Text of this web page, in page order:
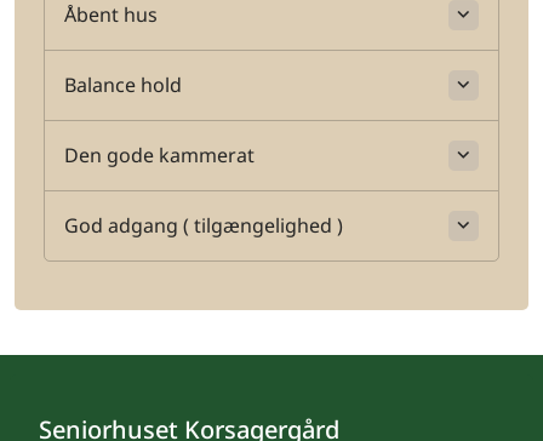
Åbent hus
Balance hold
Den gode kammerat
God adgang ( tilgængelighed )
Seniorhuset Korsagergård